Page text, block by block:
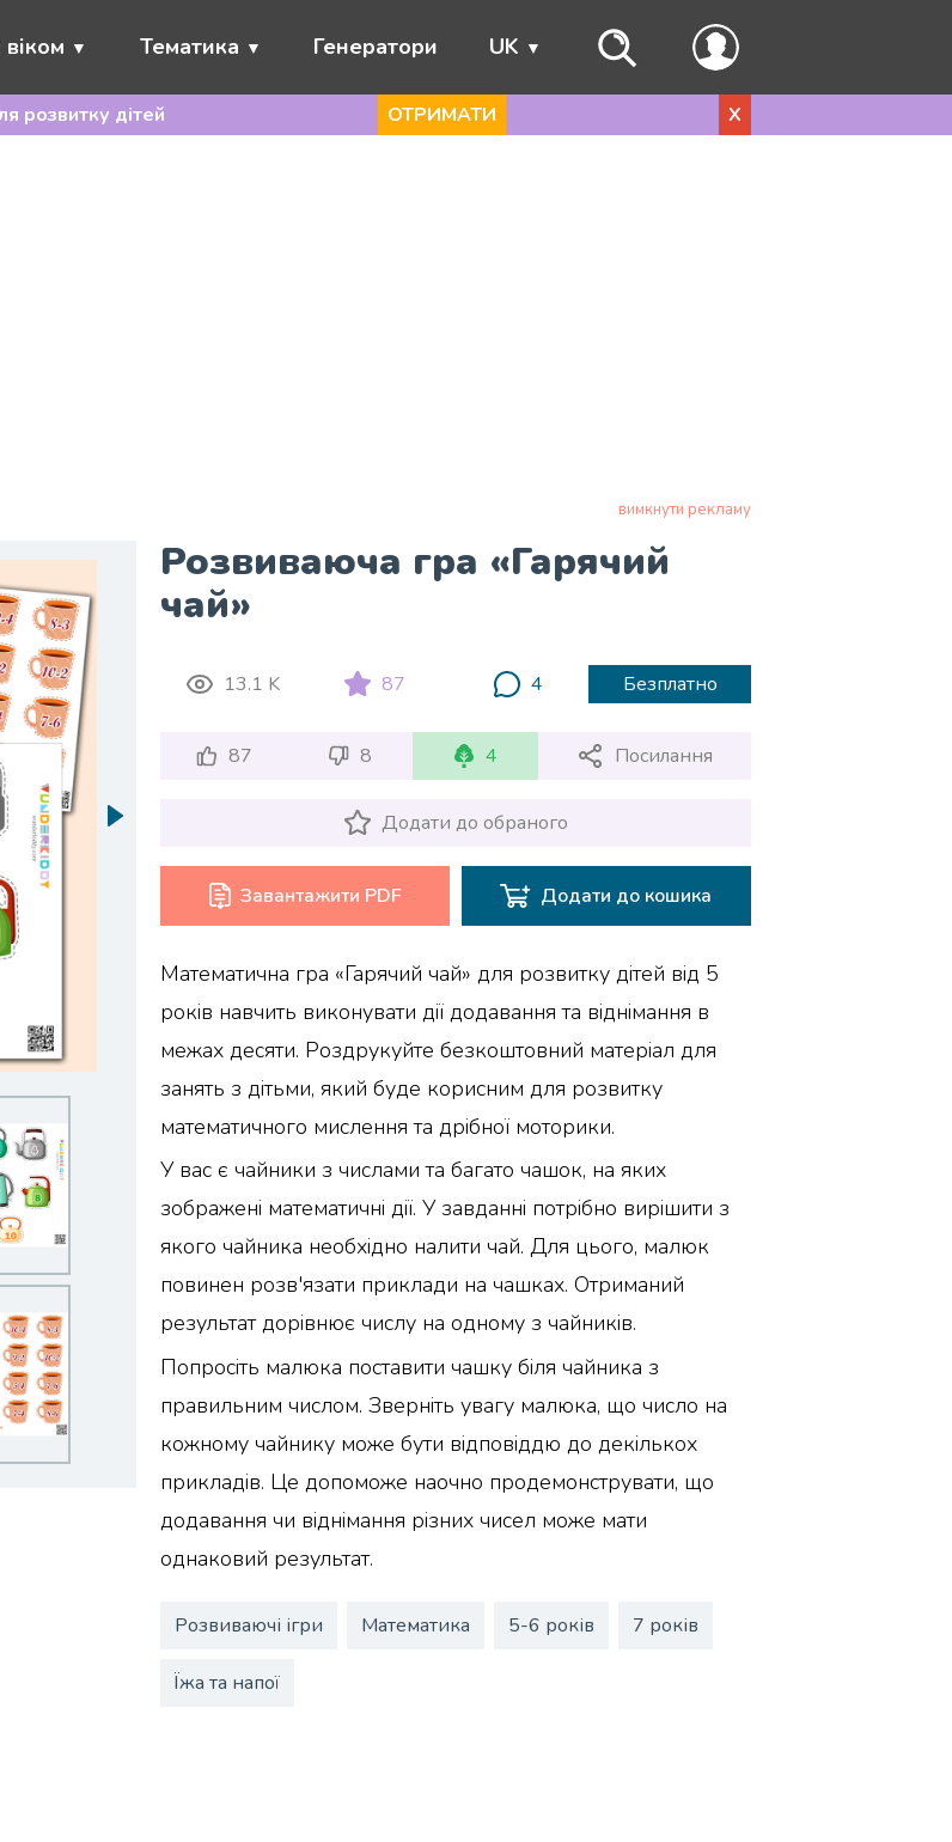
віком Тематика Генератори UK
розвитку дітей ОТРИМАТИ X
вимкнути рекламу
Розвиваюча гра «Гарячий
чай»
13.1 K 87 4 Безплатно
87 8 4 Посилання
Додати до обраного
Завантажити PDF Додати до кошика
Математична гра «Гарячий чай» для розвитку дітей від 5
років навчить виконувати дії додавання та віднімання в
межах десяти. Роздрукуйте безкоштовний матеріал для
занять з дітьми, який буде корисним для розвитку
математичного мислення та дрібної моторики.
У вас є чайники з числами та багато чашок, на яких
зображені математичні дії. У завданні потрібно вирішити з
якого чайника необхідно налити чай. Для цього, малюк
повинен розв'язати приклади на чашках. Отриманий
результат дорівнює числу на одному з чайників.
Попросіть малюка поставити чашку біля чайника з
правильним числом. Зверніть увагу малюка, що число на
кожному чайнику може бути відповіддю до декількох
прикладів. Це допоможе наочно продемонструвати, що
додавання чи віднімання різних чисел може мати
однаковий результат.
Розвиваючі ігри Математика 5-6 років 7 років
Їжа та напої